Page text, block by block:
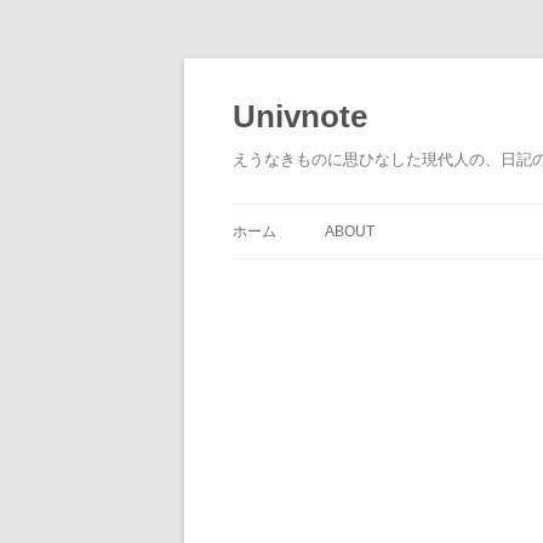
ン
ツ
へ
ス
Univnote
えうなきものに思ひなした現代人の、日記
ホーム ABOUT